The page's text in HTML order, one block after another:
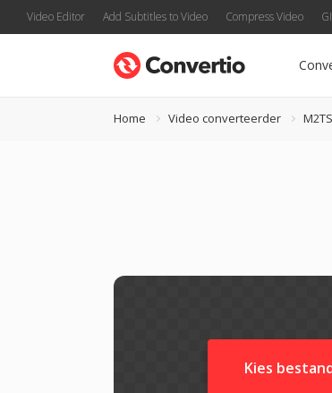
Video Editor Add Subtitles to Video Compress Video
Home Video converteerder
Kies